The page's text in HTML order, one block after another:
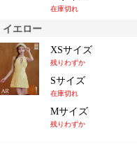
在庫切れ
イエロー
XSサイズ
残りわずか
Sサイズ
在庫切れ
Mサイズ
残りわずか